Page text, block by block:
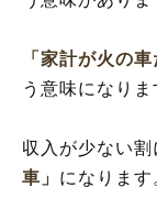
「家計が火の車
う意味になりま
収入が少ない割
車」 になります